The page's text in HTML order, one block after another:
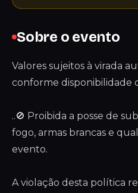
Sobre o evento
Valores sujeitos à virada
conforme disponibilidade
..🚫 Proibida a posse de
fogo, armas brancas e
evento.
A violação desta política